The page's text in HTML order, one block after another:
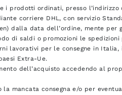
i prodotti ordinati, presso
corriere DHL, con servizio
dalla data dell’ordine, mente
di saldi o promozioni le
lavorativi per le consegne in
Extra-Ue.
dell’acquisto accedendo al
mancata consegna e/o per